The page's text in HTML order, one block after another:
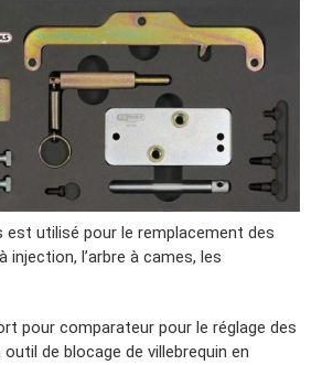
utilisé pour le remplacement des
injection, l’arbre à cames, les
pour comparateur pour le réglage des
outil de blocage de villebrequin en